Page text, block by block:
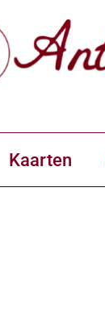
Kaarten